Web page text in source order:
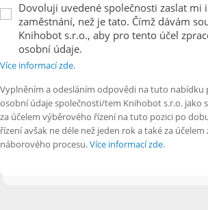
Dovoluji uvedené společnosti zaslat
zaměstnání, než je tato. Čímž dávám
Knihobot s.r.o., aby pro tento účel
osobní údaje.
Více informací zde.
Vyplněním a odesláním odpovědi na tuto nabídku
osobní údaje společnosti/tem Knihobot s.r.o. jako
za účelem výběrového řízení na tuto pozici po
řízení avšak ne déle než jeden rok a také za
náborového procesu.Více informací zde.